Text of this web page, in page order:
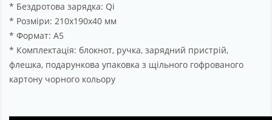
* Бездротова зарядка: Qi
* Розміри: 210х190х40 мм
* Формат: А5
* Комплектація: блокнот, ручка, зарядний пристрій,
флешка, подарункова упаковка з щільного гофрованого
картону чорного кольору